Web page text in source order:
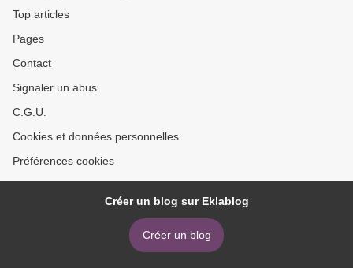
Top articles
Pages
Contact
Signaler un abus
C.G.U.
Cookies et données personnelles
Préférences cookies
Créer un blog sur Eklablog
Créer un blog